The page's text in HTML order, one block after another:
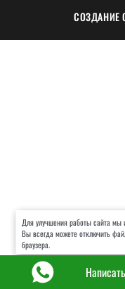
ГАРАНТИИ
ЧАСТЫЕ
СОЗДАНИЕ
Для улучшения работы сайта
Вы всегда можете отключить
браузера.
Написать